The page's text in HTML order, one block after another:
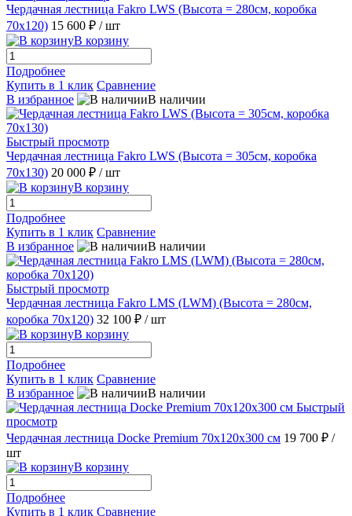
Чердачная лестница Fakro LWS (Высота = 280см, коробка
70х120) 15 600 ₽ / шт
В корзину
Подробнее
Купить в 1 клик Сравнение
В избранное
В наличии
Быстрый просмотр
Чердачная лестница Fakro LWS (Высота = 305см, коробка
70х130) 20 000 ₽ / шт
В корзину
Подробнее
Купить в 1 клик Сравнение
В избранное
В наличии
Быстрый просмотр
Чердачная лестница Fakro LMS (LWМ) (Высота = 280cм,
коробка 70х120) 32 100 ₽ / шт
В корзину
Подробнее
Купить в 1 клик Сравнение
В избранное
В наличии
Быстрый
просмотр
Чердачная лестница Docke Premium 70х120х300 см 19 700 ₽ /
шт
В корзину
Подробнее
Купить в 1 клик Сравнение